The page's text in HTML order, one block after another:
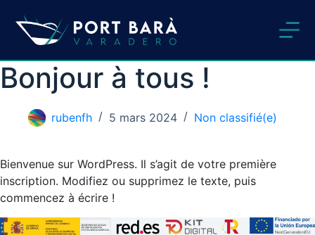
contenu
Bonjour à tous !
rubenfh 5 mars 2024 Non classifié(e)
Bienvenue sur WordPress. Il s’agit de votre première
inscription. Modifiez ou supprimez le texte, puis
commencez à écrire !